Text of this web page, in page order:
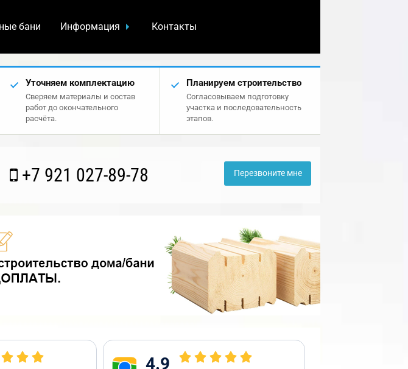
бани Информация Контакты
Уточняем комплектацию
Сверяем материалы и состав
работ до окончательного
расчёта.
Планируем строительство
Согласовываем подготовку
участка и последовательность
этапов.
+7 921 027-89-78 Перезвоните мне
4.9